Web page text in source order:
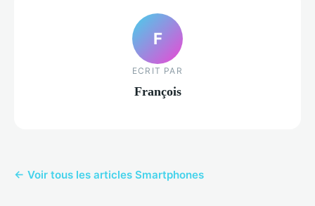
F
ECRIT PAR
François
← Voir tous les articles Smartphones